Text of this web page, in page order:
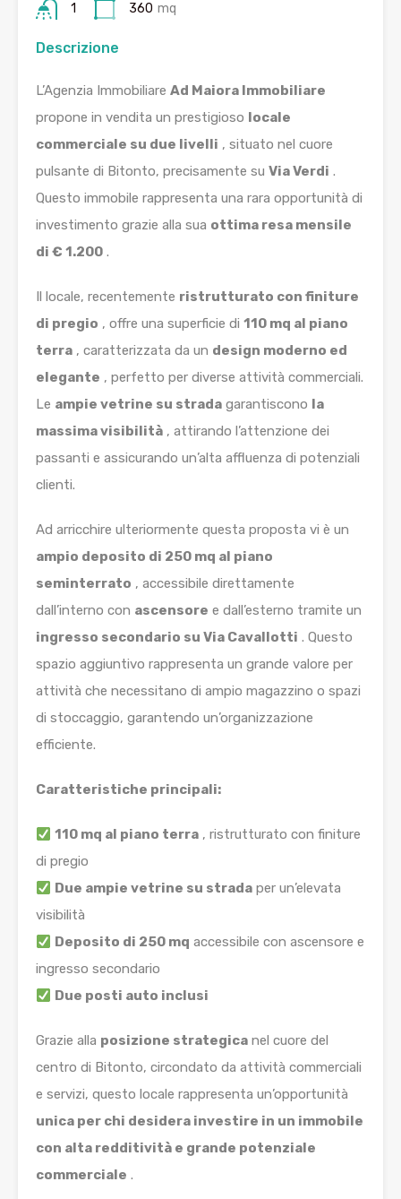
1 360 mq
Descrizione
L’Agenzia Immobiliare Ad Maiora Immobiliare
propone in vendita un prestigioso locale
commerciale su due livelli , situato nel cuore
pulsante di Bitonto, precisamente su Via Verdi .
Questo immobile rappresenta una rara opportunità di
investimento grazie alla sua ottima resa mensile
di € 1.200 .
Il locale, recentemente ristrutturato con finiture
di pregio , offre una superficie di 110 mq al piano
terra , caratterizzata da un design moderno ed
elegante , perfetto per diverse attività commerciali.
Le ampie vetrine su strada garantiscono la
massima visibilità , attirando l’attenzione dei
passanti e assicurando un’alta affluenza di potenziali
clienti.
Ad arricchire ulteriormente questa proposta vi è un
ampio deposito di 250 mq al piano
seminterrato , accessibile direttamente
dall’interno con ascensore e dall’esterno tramite un
ingresso secondario su Via Cavallotti . Questo
spazio aggiuntivo rappresenta un grande valore per
attività che necessitano di ampio magazzino o spazi
di stoccaggio, garantendo un’organizzazione
efficiente.
Caratteristiche principali:
110 mq al piano terra , ristrutturato con finiture
di pregio
Due ampie vetrine su strada per un’elevata
visibilità
Deposito di 250 mq accessibile con ascensore e
ingresso secondario
Due posti auto inclusi
Grazie alla posizione strategica nel cuore del
centro di Bitonto, circondato da attività commerciali
e servizi, questo locale rappresenta un’opportunità
unica per chi desidera investire in un immobile
con alta redditività e grande potenziale
commerciale .